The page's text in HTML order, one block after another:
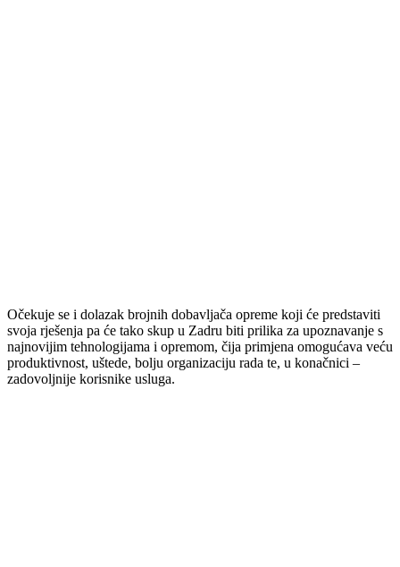
Očekuje se i dolazak brojnih dobavljača opreme koji će predstaviti
svoja rješenja pa će tako skup u Zadru biti prilika za upoznavanje s
najnovijim tehnologijama i opremom, čija primjena omogućava veću
produktivnost, uštede, bolju organizaciju rada te, u konačnici –
zadovoljnije korisnike usluga.